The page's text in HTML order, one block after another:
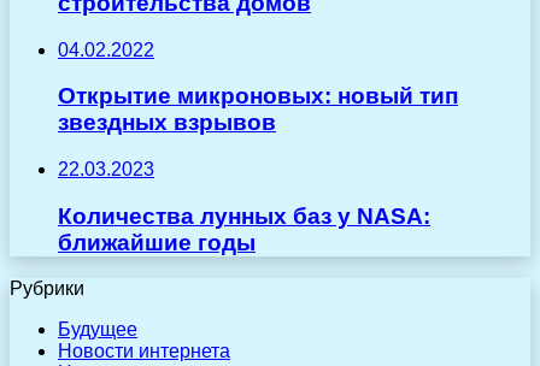
04.02.2022
Открытие микроновых: новый тип
звездных взрывов
22.03.2023
Количества лунных баз у NASA:
ближайшие годы
Рубрики
Будущее
Новости интернета